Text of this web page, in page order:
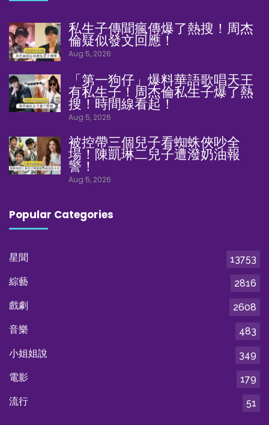
私生子傳聞瘋傳爆了熱搜！周杰
倫疑似發文回應！
Aug 5, 2026
「第一狗仔」爆料華語歌唱天王
有私生子！周杰倫私生子爆了熱
搜！時間線看起！
Aug 5, 2026
被控帶三個兒子看蜘蛛俠吵全
場！陳凱琳二兒子遭潑奶油報
警！
Aug 5, 2026
Popular Categories
星聞
13753
綜藝
2816
戲劇
2608
音樂
483
小姐姐說
349
電影
179
流行
51